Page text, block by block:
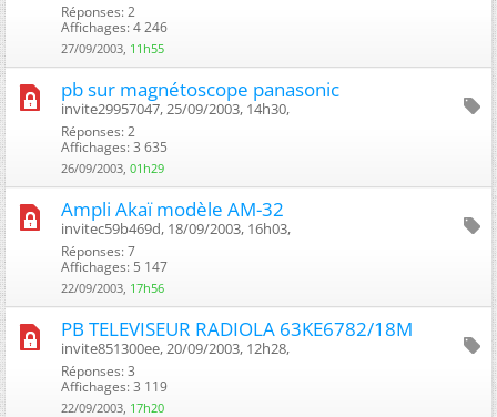
Réponses: 2
Affichages: 4 246
27/09/2003, 11h55
pb sur magnétoscope panasonic
invite29957047, 25/09/2003, 14h30, ‎
Réponses: 2
Affichages: 3 635
26/09/2003, 01h29
Ampli Akaï modèle AM-32
invitec59b469d, 18/09/2003, 16h03, ‎
Réponses: 7
Affichages: 5 147
22/09/2003, 17h56
PB TELEVISEUR RADIOLA 63KE6782/18M
invite851300ee, 20/09/2003, 12h28, ‎
Réponses: 3
Affichages: 3 119
22/09/2003, 17h20